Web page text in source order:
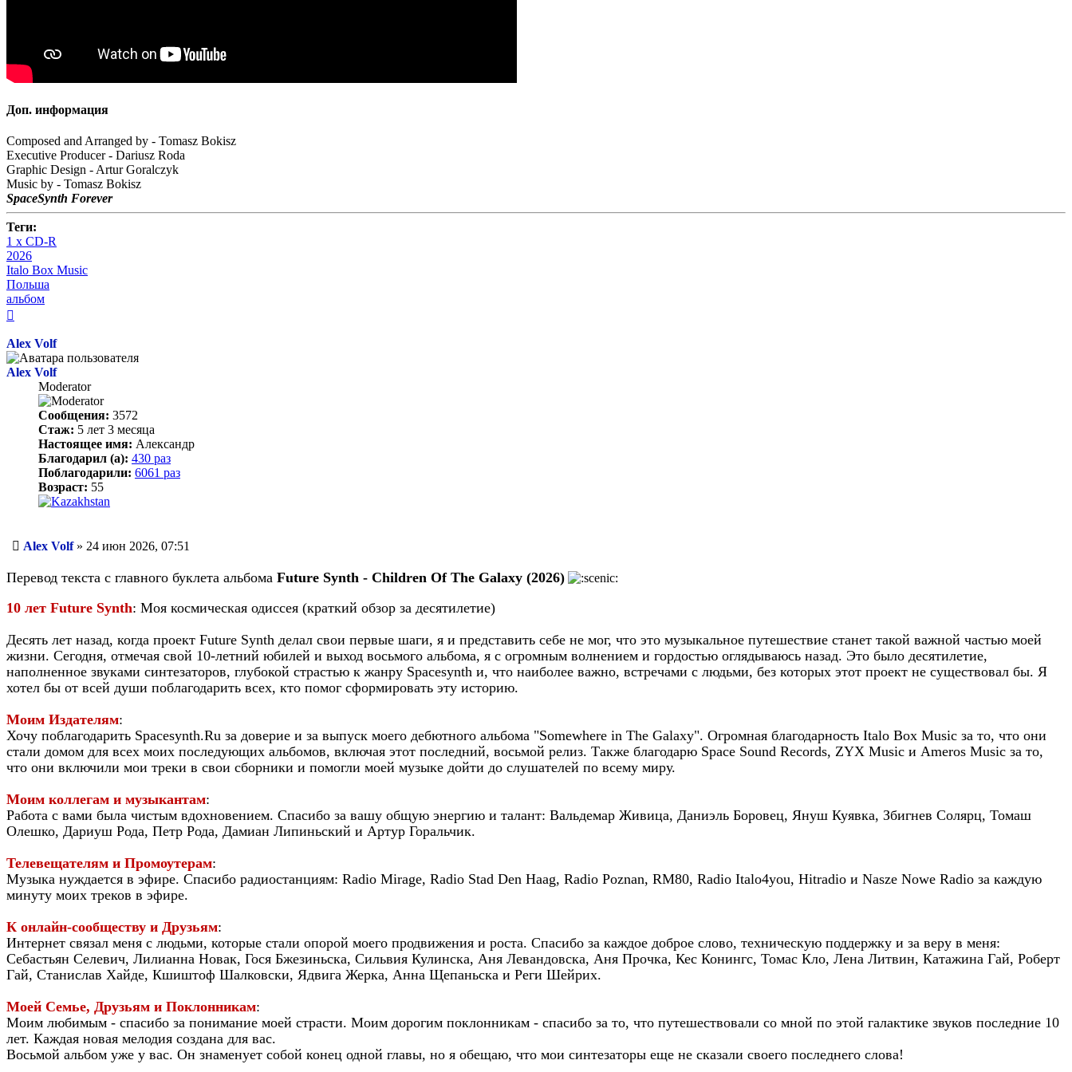
Доп. информация
Composed and Arranged by - Tomasz Bokisz
Executive Producer - Dariusz Roda
Graphic Design - Artur Goralczyk
Music by - Tomasz Bokisz
SpaceSynth Forever
Теги:
1 x CD-R
2026
Italo Box Music
Польша
альбом
началу
Alex Volf
Alex Volf
Moderator
Сообщения: 3572
Стаж: 5 лет 3 месяца
Настоящее имя: Александр
Благодарил (а): 430 раз
Поблагодарили: 6061 раз
Возраст: 55
Сообщение
Alex Volf» 24 июн 2026, 07:51
Перевод текста с главного буклета альбома Future Synth - Children Of The Galaxy (2026)
10 лет Future Synth: Моя космическая одиссея (краткий обзор за десятилетие)
Десять лет назад, когда проект Future Synth делал свои первые шаги, я и представить себе не мог, что это музыкальное путешествие станет такой важной частью моей
жизни. Сегодня, отмечая свой 10-летний юбилей и выход восьмого альбома, я с огромным волнением и гордостью оглядываюсь назад. Это было десятилетие,
наполненное звуками синтезаторов, глубокой страстью к жанру Spacesynth и, что наиболее важно, встречами с людьми, без которых этот проект не существовал бы. Я
хотел бы от всей души поблагодарить всех, кто помог сформировать эту историю.
Моим Издателям:
Хочу поблагодарить Spacesynth.Ru за доверие и за выпуск моего дебютного альбома "Somewhere in The Galaxy". Огромная благодарность Italo Box Music за то, что они
стали домом для всех моих последующих альбомов, включая этот последний, восьмой релиз. Также благодарю Space Sound Records, ZYX Music и Ameros Music за то,
что они включили мои треки в свои сборники и помогли моей музыке дойти до слушателей по всему миру.
Моим коллегам и музыкантам:
Работа с вами была чистым вдохновением. Спасибо за вашу общую энергию и талант: Вальдемар Живица, Даниэль Боровец, Януш Куявка, Збигнев Солярц, Томаш
Олешко, Дариуш Рода, Петр Рода, Дамиан Липиньский и Артур Горальчик.
Телевещателям и Промоутерам:
Музыка нуждается в эфире. Спасибо радиостанциям: Radio Mirage, Radio Stad Den Haag, Radio Poznan, RM80, Radio Italo4you, Hitradio и Nasze Nowe Radio за каждую
минуту моих треков в эфире.
К онлайн-сообществу и Друзьям:
Интернет связал меня с людьми, которые стали опорой моего продвижения и роста. Спасибо за каждое доброе слово, техническую поддержку и за веру в меня:
Себастьян Селевич, Лилианна Новак, Гося Бжезиньска, Сильвия Кулинска, Аня Левандовска, Аня Прочка, Кес Конингс, Томас Кло, Лена Литвин, Катажина Гай, Роберт
Гай, Станислав Хайде, Кшиштоф Шалковски, Ядвига Жерка, Анна Щепаньска и Реги Шейрих.
Моей Семье, Друзьям и Поклонникам:
Моим любимым - спасибо за понимание моей страсти. Моим дорогим поклонникам - спасибо за то, что путешествовали со мной по этой галактике звуков последние 10
лет. Каждая новая мелодия создана для вас.
Восьмой альбом уже у вас. Он знаменует собой конец одной главы, но я обещаю, что мои синтезаторы еще не сказали своего последнего слова!